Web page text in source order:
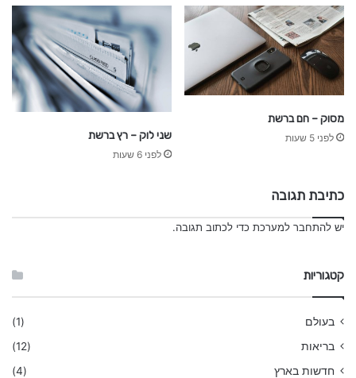
מסוק – חם ברשת
לפני 5 שעות שני לוק – רץ ברשת
לפני 6 שעות
כתיבת תגובה
יש להתחבר למערכת כדי לכתוב תגובה.
קטגוריות
בעולם
(1)
בריאות
(12)
חדשות בארץ
(4)